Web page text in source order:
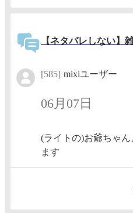
【ネタバレしない】
[585] mixiユーザー
06月07日
(ライトの)お爺ちゃ
ます